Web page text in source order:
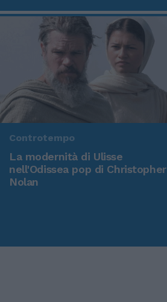
Controtempo
La modernità di Ulisse
nell'Odissea pop di Christopher
Nolan